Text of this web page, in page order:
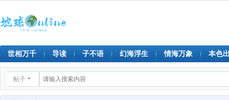
世相万千 导读 子不语 幻海浮生 情海万象 本色
帖子